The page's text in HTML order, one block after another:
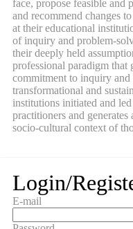
face, propose feasible and
and recommend changes
at their educational
of inquiry and problem-
their deeply held
professional paradigm that
commitment to inquiry
transformational and
institutions initiated and
practitioners and
socio-cultural context of
Login/
E-mail